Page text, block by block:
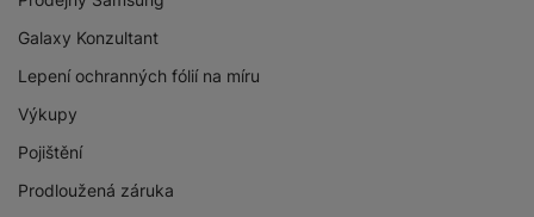
Galaxy Konzultant
Lepení ochranných fólií na míru
Výkupy
Pojištění
Prodloužená záruka